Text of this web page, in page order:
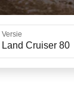
Versie
Land Cruiser 80